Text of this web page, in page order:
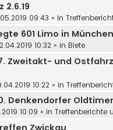
2.6.19
09:43 » in
601 Limo in
10:32 » in Biete
7. Zweitakt- und
10:22 » in
Denkendorfer
10:09 » in Treffenberichte